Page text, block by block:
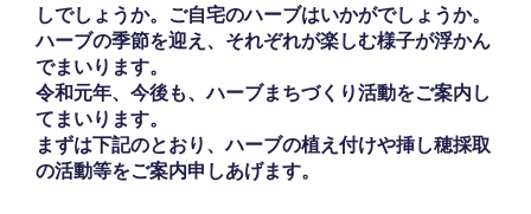
しでしょうか。ご自宅のハーブはいかがでしょうか。
ハーブの季節を迎え、それぞれが楽しむ様子が浮かん
でまいります。
令和元年、今後も、ハーブまちづくり活動をご案内し
てまいります。
まずは下記のとおり、ハーブの植え付けや挿し穂採取
の活動等をご案内申しあげます。